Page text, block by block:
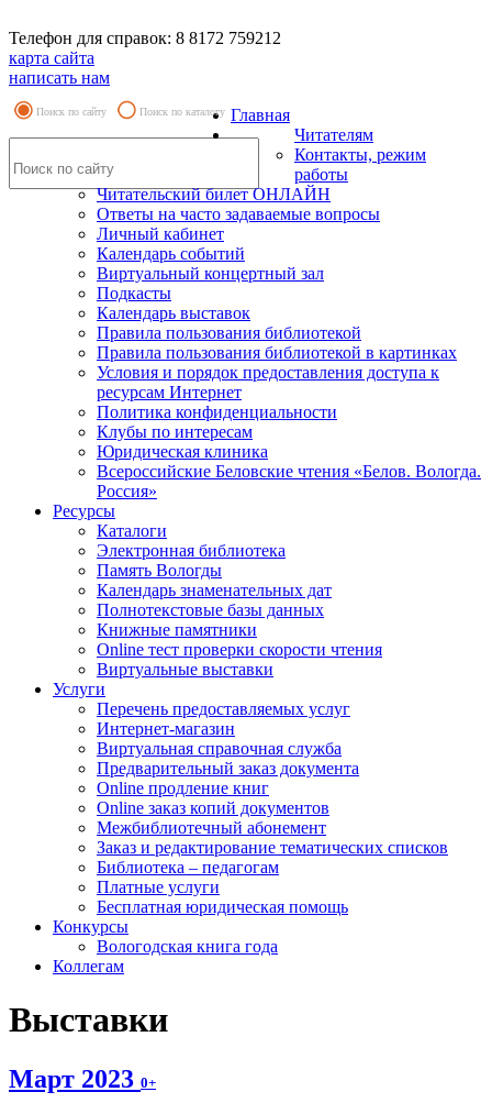
Телефон для справок: 8 8172 759212
карта сайта
написать нам
Поиск по сайту Поиск по каталогу Главная
Читателям
Контакты, режим
работы
Читательский билет ОНЛАЙН
Ответы на часто задаваемые вопросы
Личный кабинет
Календарь событий
Виртуальный концертный зал
Подкасты
Календарь выставок
Правила пользования библиотекой
Правила пользования библиотекой в картинках
Условия и порядок предоставления доступа к
ресурсам Интернет
Политика конфиденциальности
Клубы по интересам
Юридическая клиника
Всероссийские Беловские чтения «Белов. Вологда.
Россия»
Ресурсы
Каталоги
Электронная библиотека
Память Вологды
Календарь знаменательных дат
Полнотекстовые базы данных
Книжные памятники
Online тест проверки скорости чтения
Виртуальные выставки
Услуги
Перечень предоставляемых услуг
Интернет-магазин
Виртуальная справочная служба
Предварительный заказ документа
Online продление книг
Online заказ копий документов
Межбиблиотечный абонемент
Заказ и редактирование тематических списков
Библиотека – педагогам
Платные услуги
Бесплатная юридическая помощь
Конкурсы
Вологодская книга года
Коллегам
Выставки
Март 2023 0+